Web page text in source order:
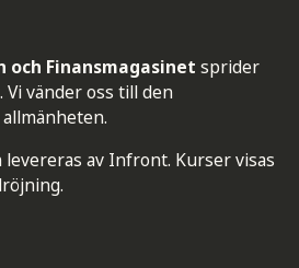
och Finansmagasinet sprider
vänder oss till den
av Infront. Kurser visas